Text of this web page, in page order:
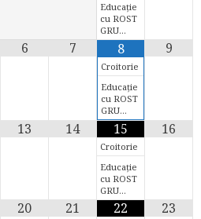
Educație
cu ROST
GRU…
6 7 8
Croitorie
Educație
cu ROST
GRU…
9
13 14 15
Croitorie
Educație
cu ROST
GRU…
16
20 21 22 23